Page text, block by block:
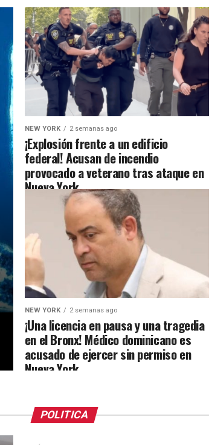
NEW YORK 2 semanas ago
¡Explosión frente a un edificio
federal! Acusan de incendio
provocado a veterano tras ataque en
Nueva York
NEW YORK 2 semanas ago
¡Una licencia en pausa y una tragedia
en el Bronx! Médico dominicano es
acusado de ejercer sin permiso en
Nueva York
POLITICA